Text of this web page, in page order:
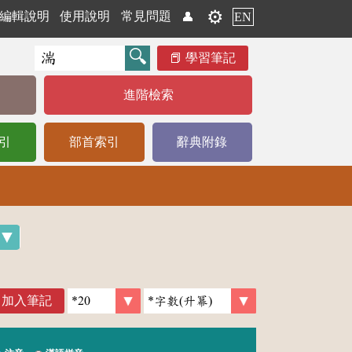
編輯說明 使用說明 常見問題 👤 ⚙️ EN
學習筆記
進階檢索
部首索引 辭典附錄
加入筆記